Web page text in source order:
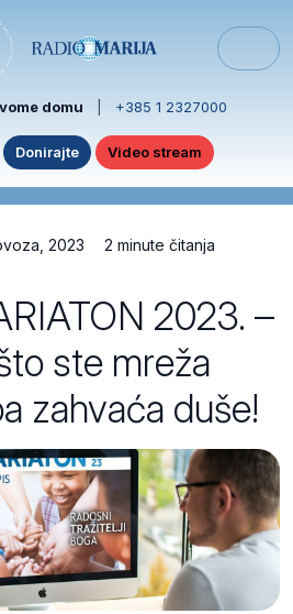
domu +385 1 2327000
Donirajte Video stream
2023 2 minute čitanja
2023. –
ste mreža
zahvaća duše!